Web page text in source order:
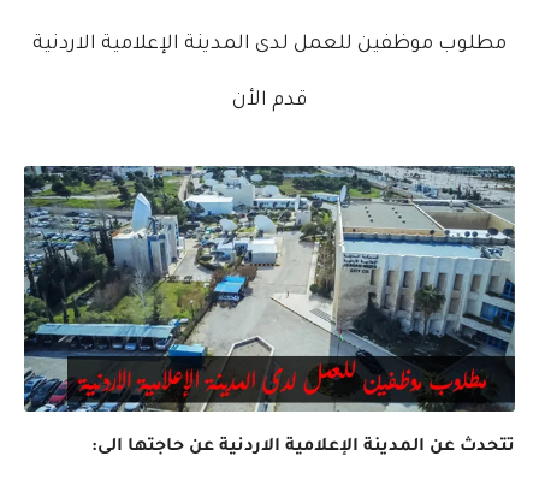
مطلوب موظفين للعمل لدى المدينة الإعلامية الاردنية
قدم الأن
تتحدث عن المدينة الإعلامية الاردنية عن حاجتها الى: